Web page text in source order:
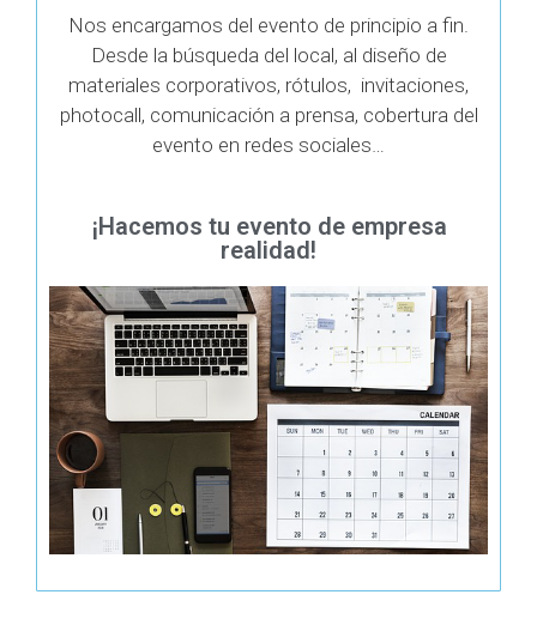
Nos encargamos del evento de principio a fin.
Desde la búsqueda del local, al diseño de
materiales corporativos, rótulos, invitaciones,
photocall, comunicación a prensa, cobertura del
evento en redes sociales…
¡Hacemos tu evento de empresa
realidad!